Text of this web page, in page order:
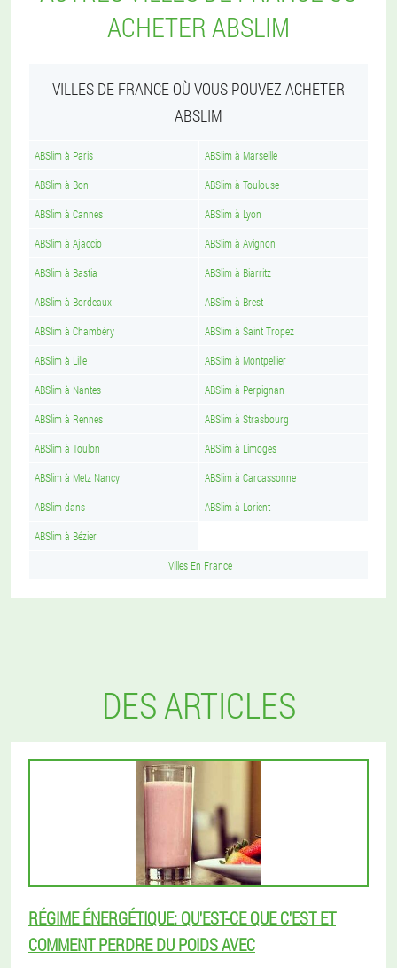
ACHETER ABSLIM
VILLES DE FRANCE OÙ VOUS POUVEZ ACHETER
ABSLIM
ABSlim à Paris ABSlim à Marseille
ABSlim à Bon ABSlim à Toulouse
ABSlim à Cannes ABSlim à Lyon
ABSlim à Ajaccio ABSlim à Avignon
ABSlim à Bastia ABSlim à Biarritz
ABSlim à Bordeaux ABSlim à Brest
ABSlim à Chambéry ABSlim à Saint Tropez
ABSlim à Lille ABSlim à Montpellier
ABSlim à Nantes ABSlim à Perpignan
ABSlim à Rennes ABSlim à Strasbourg
ABSlim à Toulon ABSlim à Limoges
ABSlim à Metz Nancy ABSlim à Carcassonne
ABSlim dans ABSlim à Lorient
ABSlim à Bézier
Villes En France
DES ARTICLES
RÉGIME ÉNERGÉTIQUE: QU'EST-CE QUE C'EST ET
COMMENT PERDRE DU POIDS AVEC